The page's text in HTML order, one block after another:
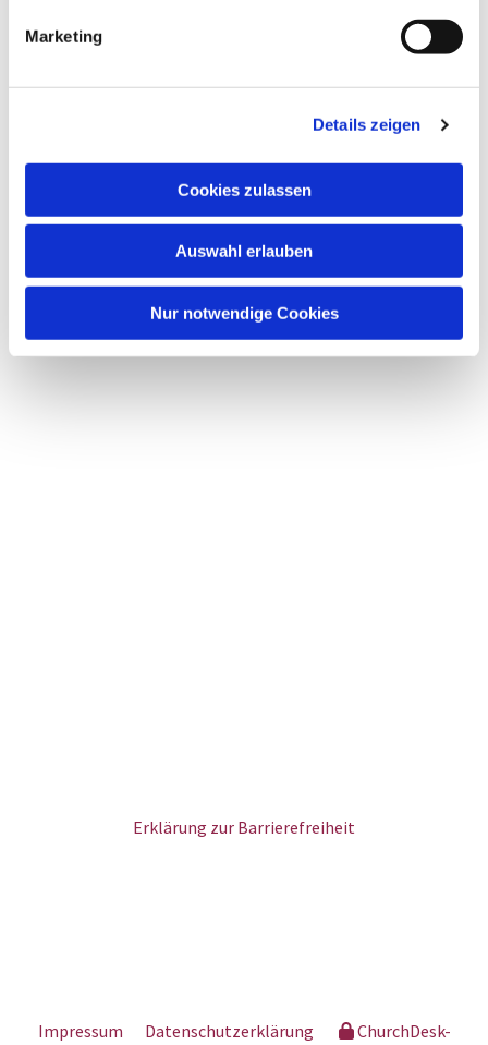
Marketing
Details zeigen
Cookies zulassen
Auswahl erlauben
Nur notwendige Cookies
Dies könnte Sie auch
interessieren
Erklärung zur Barrierefreiheit
Impressum Datenschutzerklärung ChurchDesk-